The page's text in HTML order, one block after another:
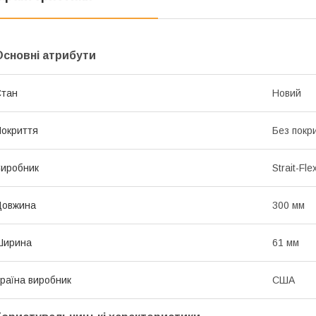
атрибути
Новий
Без
Strait-
300 мм
61 мм
виробник США